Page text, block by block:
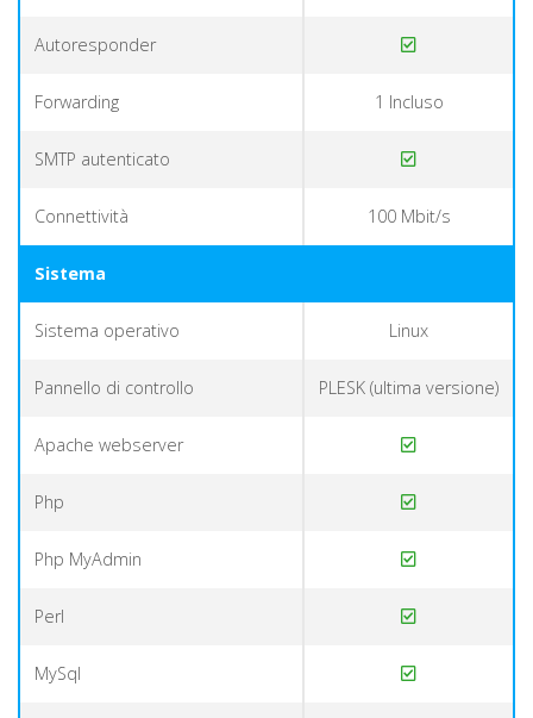
Autoresponder
Forwarding 1 Incluso
SMTP autenticato
Connettività 100 Mbit/s
Sistema
Sistema operativo Linux
Pannello di controllo PLESK (ultima versione)
Apache webserver
Php
Php MyAdmin
Perl
MySql